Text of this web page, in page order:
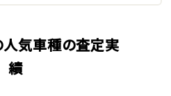
人気車種の査定実
績